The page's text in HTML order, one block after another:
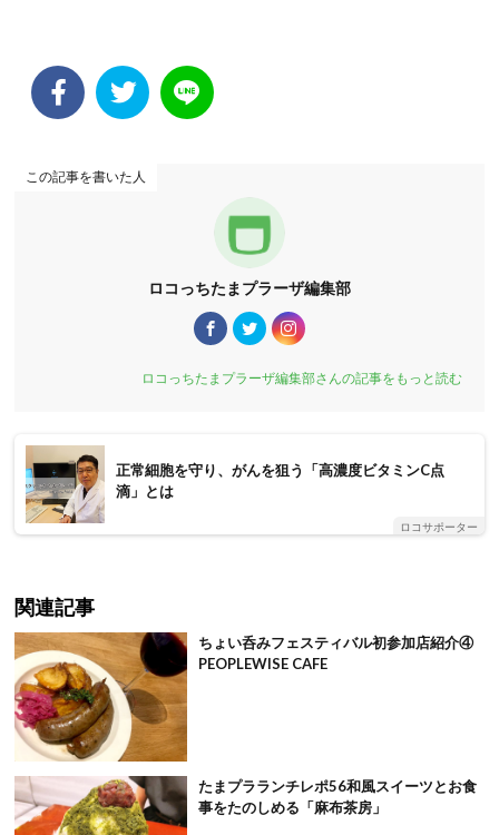
この記事を書いた人
ロコっちたまプラーザ編集部
ロコっちたまプラーザ編集部さんの記事をもっと読む
正常細胞を守り、がんを狙う「高濃度ビタミンC点
滴」とは
ロコサポーター
関連記事
ちょい呑みフェスティバル初参加店紹介④
PEOPLEWISE CAFE
たまプラランチレポ56和風スイーツとお食
事をたのしめる「麻布茶房」